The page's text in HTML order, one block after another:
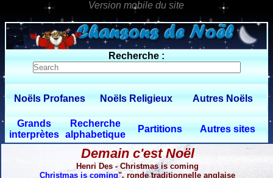
0 $limitbot 1 $limittot 2
Recherche :
Noëls Profanes Noëls Religieux Autres Noëls
Grands
interprètes
Recherche
alphabetique
Partitions Autres sites
Demain c'est Noël
Henri Des - Christmas is coming
Christmas is coming", ronde traditionnelle anglaise